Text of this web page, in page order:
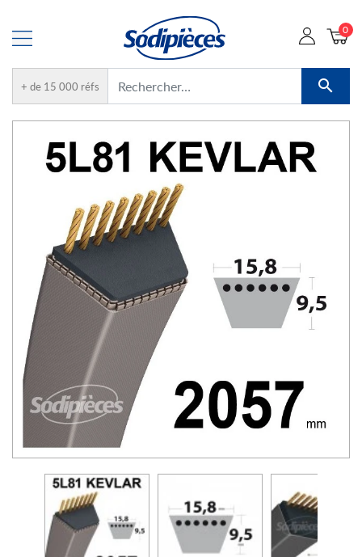
+ de 15 000 réfs 
0